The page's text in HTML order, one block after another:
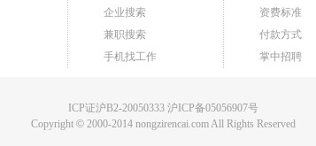
企业搜索
兼职搜索
手机找工作
资费标准
付款方式
掌中招聘
ICP证沪B2-20050333 沪ICP备05056907号
Copyright© 2000-2014 nongzirencai.com All Rights Reserved